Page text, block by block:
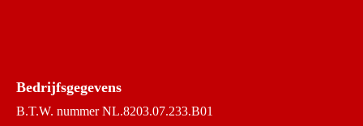
Bedrijfsgegevens
B.T.W. nummer NL.8203.07.233.B01